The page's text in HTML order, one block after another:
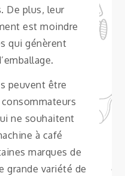
De plus, leur
est moindre
qui génèrent
peuvent être
ne souhaitent
à café
marques de
grande variété de